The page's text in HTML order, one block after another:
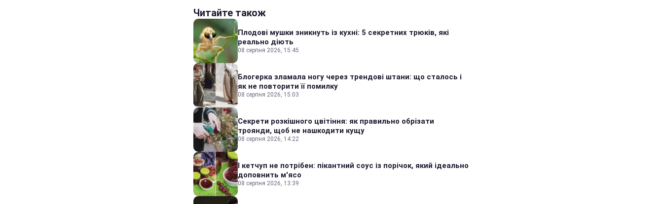
Читайте також
Плодові мушки зникнуть із кухні: 5 секретних трюків, які
реально діють
08 серпня 2026, 15:45
Блогерка зламала ногу через трендові штани: що сталось і
як не повторити її помилку
08 серпня 2026, 15:03
Секрети розкішного цвітіння: як правильно обрізати
троянди, щоб не нашкодити кущу
08 серпня 2026, 14:22
І кетчуп не потрібен: пікантний соус із порічок, який ідеально
доповнить м'ясо
08 серпня 2026, 13:39